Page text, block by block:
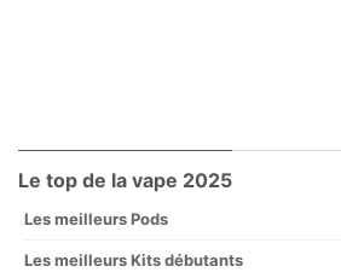
Le top de la vape 2025
Les meilleurs Pods
Les meilleurs Kits débutants